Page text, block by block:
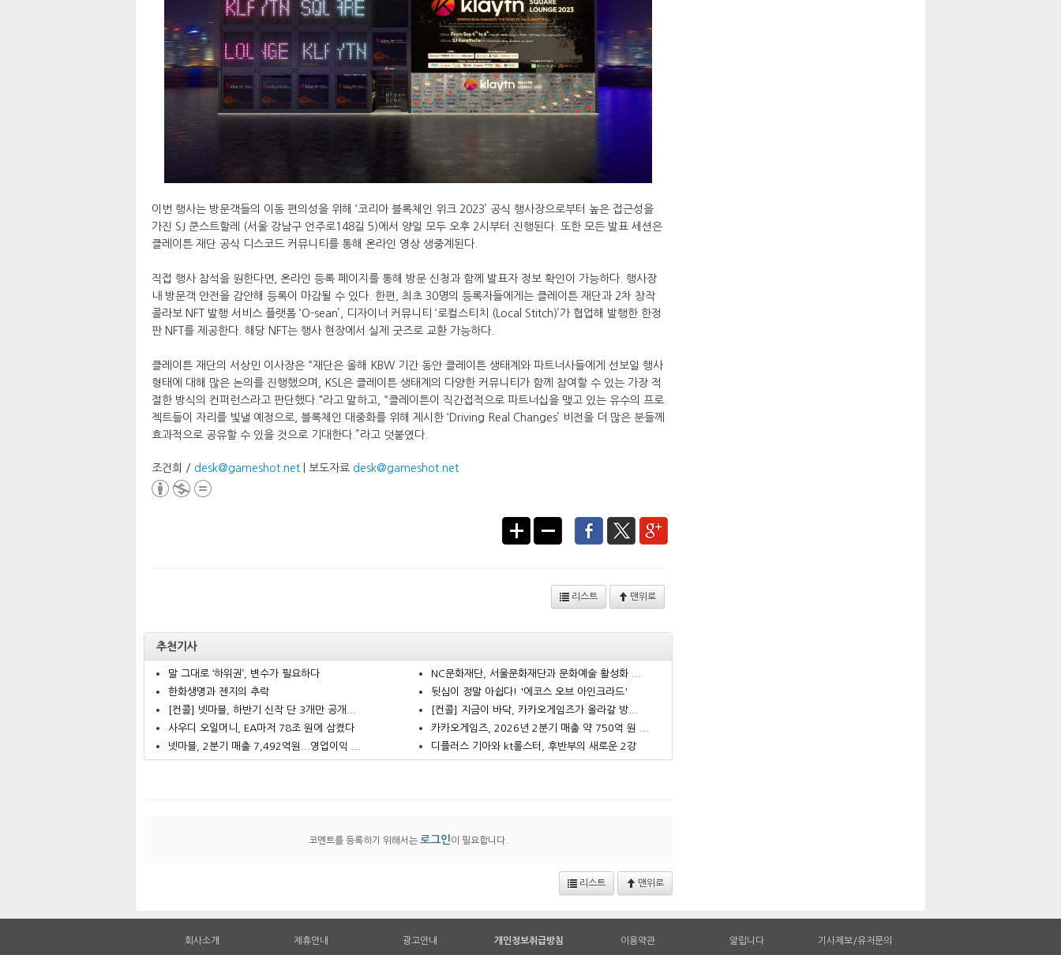
이번 행사는 방문객들의 이동 편의성을 위해 ‘코리아 블록체인 위크 2023’ 공식 행사장으로부터 높은 접근성을
가진 SJ 쿤스트할레 (서울 강남구 언주로148길 5)에서 양일 모두 오후 2시부터 진행된다. 또한 모든 발표 세션은
클레이튼 재단 공식 디스코드 커뮤니티를 통해 온라인 영상 생중계된다.
직접 행사 참석을 원한다면, 온라인 등록 페이지를 통해 방문 신청과 함께 발표자 정보 확인이 가능하다. 행사장
내 방문객 안전을 감안해 등록이 마감될 수 있다. 한편, 최초 30명의 등록자들에게는 클레이튼 재단과 2차 창작
콜라보 NFT 발행 서비스 플랫폼 ‘O-sean’, 디자이너 커뮤니티 ‘로컬스티치 (Local Stitch)’가 협업해 발행한 한정
판 NFT를 제공한다. 해당 NFT는 행사 현장에서 실제 굿즈로 교환 가능하다.
클레이튼 재단의 서상민 이사장은 “재단은 올해 KBW 기간 동안 클레이튼 생태계와 파트너사들에게 선보일 행사
형태에 대해 많은 논의를 진행했으며, KSL은 클레이튼 생태계의 다양한 커뮤니티가 함께 참여할 수 있는 가장 적
절한 방식의 컨퍼런스라고 판단했다."라고 말하고, “클레이튼이 직간접적으로 파트너십을 맺고 있는 유수의 프로
젝트들이 자리를 빛낼 예정으로, 블록체인 대중화를 위해 제시한 ‘Driving Real Changes’ 비전을 더 많은 분들께
효과적으로 공유할 수 있을 것으로 기대한다.”라고 덧붙였다.
조건희 / desk@gameshot.net | 보도자료 desk@gameshot.net
리스트 맨위로
추천기사
말 그대로 ‘하위권’, 변수가 필요하다
한화생명과 젠지의 추락
[컨콜] 넷마블, 하반기 신작 단 3개만 공개...
사우디 오일머니, EA마저 78조 원에 삼켰다
넷마블, 2분기 매출 7,492억원...영업이익 ...
NC문화재단, 서울문화재단과 문화예술 활성화 ...
뒷심이 정말 아쉽다! '에코스 오브 아인크라드'
[컨콜] 지금이 바닥, 카카오게임즈가 올라갈 방...
카카오게임즈, 2026년 2분기 매출 약 750억 원 ...
디플러스 기아와 kt롤스터, 후반부의 새로운 2강
코멘트를 등록하기 위해서는 로그인이 필요합니다.
리스트 맨위로
회사소개 제휴안내 광고안내 개인정보취급방침 이용약관 알립니다 기사제보/유저문의